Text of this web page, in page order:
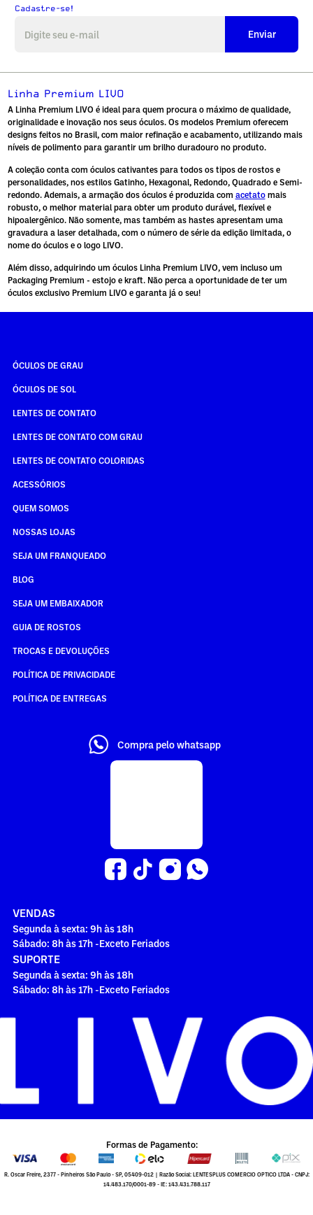
Cadastre-se!
Enviar
Linha Premium LIVO
A Linha Premium LIVO é ideal para quem procura o máximo de qualidade,
originalidade e inovação nos seus óculos. Os modelos Premium oferecem
designs feitos no Brasil, com maior refinação e acabamento, utilizando mais
níveis de polimento para garantir um brilho duradouro no produto.
A coleção conta com óculos cativantes para todos os tipos de rostos e
personalidades, nos estilos Gatinho, Hexagonal, Redondo, Quadrado e Semi-
redondo. Ademais, a armação dos óculos é produzida com acetatomais
robusto, o melhor material para obter um produto durável, flexível e
hipoalergênico. Não somente, mas também as hastes apresentam uma
gravadura a laser detalhada, com o número de série da edição limitada, o
nome do óculos e o logo LIVO.
Além disso, adquirindo um óculos Linha Premium LIVO, vem incluso um
Packaging Premium - estojo e kraft. Não perca a oportunidade de ter um
óculos exclusivo Premium LIVO e garanta já o seu!
ÓCULOS DE GRAU
ÓCULOS DE SOL
LENTES DE CONTATO
LENTES DE CONTATO COM GRAU
LENTES DE CONTATO COLORIDAS
ACESSÓRIOS
QUEM SOMOS
NOSSAS LOJAS
SEJA UM FRANQUEADO
BLOG
SEJA UM EMBAIXADOR
GUIA DE ROSTOS
TROCAS E DEVOLUÇÕES
POLÍTICA DE PRIVACIDADE
POLÍTICA DE ENTREGAS
Compra pelo whatsapp
VENDAS
Segunda à sexta: 9h às 18h
Sábado: 8h às 17h -Exceto Feriados
SUPORTE
Segunda à sexta: 9h às 18h
Sábado: 8h às 17h -Exceto Feriados
Formas de Pagamento:
R. Oscar Freire, 2377 - Pinheiros São Paulo - SP, 05409-012 | Razão Social: LENTESPLUS COMERCIO OPTICO LTDA - CNPJ:
14.483.170/0001-89 - IE: 143.431.788.117